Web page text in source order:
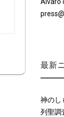
最新
神のし
列聖調